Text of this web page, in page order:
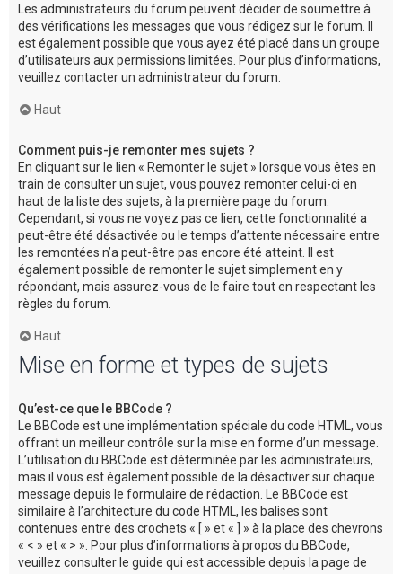
Les administrateurs du forum peuvent décider de soumettre à
des vérifications les messages que vous rédigez sur le forum. Il
est également possible que vous ayez été placé dans un groupe
d’utilisateurs aux permissions limitées. Pour plus d’informations,
veuillez contacter un administrateur du forum.
Haut
Comment puis-je remonter mes sujets ?
En cliquant sur le lien « Remonter le sujet » lorsque vous êtes en
train de consulter un sujet, vous pouvez remonter celui-ci en
haut de la liste des sujets, à la première page du forum.
Cependant, si vous ne voyez pas ce lien, cette fonctionnalité a
peut-être été désactivée ou le temps d’attente nécessaire entre
les remontées n’a peut-être pas encore été atteint. Il est
également possible de remonter le sujet simplement en y
répondant, mais assurez-vous de le faire tout en respectant les
règles du forum.
Haut
Mise en forme et types de sujets
Qu’est-ce que le BBCode ?
Le BBCode est une implémentation spéciale du code HTML, vous
offrant un meilleur contrôle sur la mise en forme d’un message.
L’utilisation du BBCode est déterminée par les administrateurs,
mais il vous est également possible de la désactiver sur chaque
message depuis le formulaire de rédaction. Le BBCode est
similaire à l’architecture du code HTML, les balises sont
contenues entre des crochets « [ » et « ] » à la place des chevrons
« < » et « > ». Pour plus d’informations à propos du BBCode,
veuillez consulter le guide qui est accessible depuis la page de